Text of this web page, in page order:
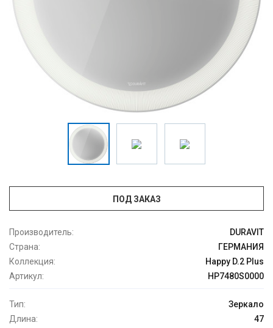
ПОД ЗАКАЗ
Производитель:
DURAVIT
Страна:
ГЕРМАНИЯ
Коллекция:
Happy D.2 Plus
Артикул:
HP7480S0000
Тип:
Зеркало
Длина:
47